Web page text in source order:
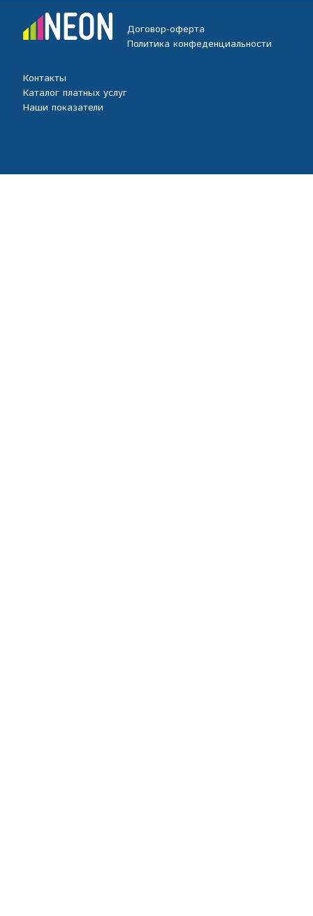
Договор-оферта
Политика конфеденциальности
Контакты
Каталог платных услуг
Наши показатели